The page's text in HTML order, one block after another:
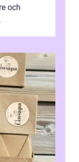
och